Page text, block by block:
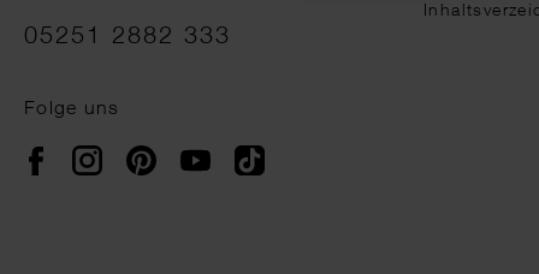
05251 2882 333
Folge uns
FacebookInstagramPinterestYouTubeTikTok